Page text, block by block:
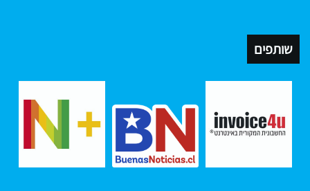
שותפים